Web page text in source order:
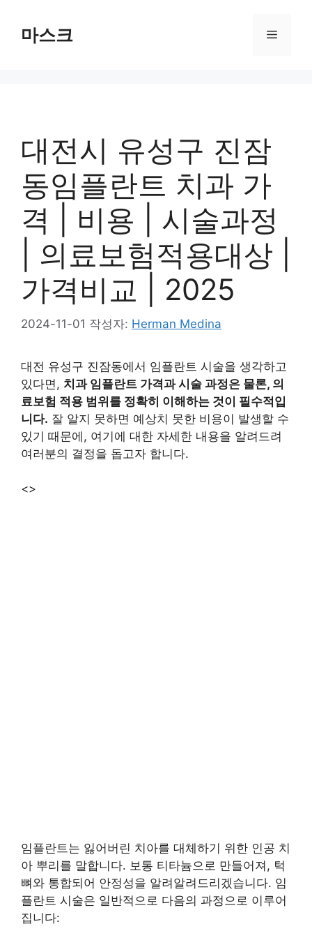
마스크 메
대전시 유성구 진잠
동임플란트 치과 가
격 | 비용 | 시술과정
| 의료보험적용대상 |
가격비교 | 2025
2024-11-01 작성자: Herman Medina
대전 유성구 진잠동에서 임플란트 시술을 생각하고
있다면, 치과 임플란트 가격과 시술 과정은 물론, 의
료보험 적용 범위를 정확히 이해하는 것이 필수적입
니다. 잘 알지 못하면 예상치 못한 비용이 발생할 수
있기 때문에, 여기에 대한 자세한 내용을 알려드려
여러분의 결정을 돕고자 합니다.
<>
임플란트는 잃어버린 치아를 대체하기 위한 인공 치
아 뿌리를 말합니다. 보통 티타늄으로 만들어져, 턱
뼈와 통합되어 안정성을 알려알려드리겠습니다. 임
플란트 시술은 일반적으로 다음의 과정으로 이루어
집니다: